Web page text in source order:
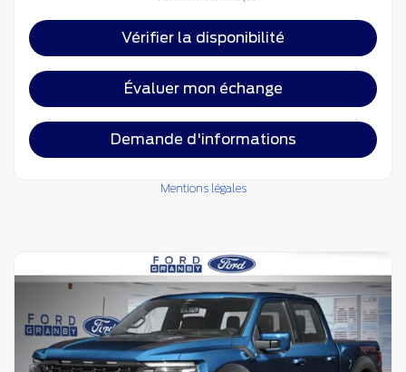
Vérifier la disponibilité
Évaluer mon échange
Demande d'informations
Mentions légales